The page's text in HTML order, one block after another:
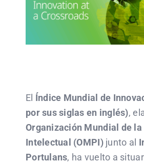
El Índice Mundial de
por sus siglas en inglés),
Organización Mundial de
Intelectual (OMPI)junto al
Portulans, ha vuelto a